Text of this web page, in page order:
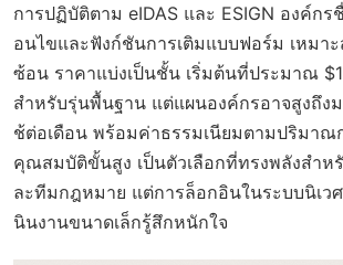
การปฏิบัติตาม eIDAS และ ESIGN องค์กร
อนไขและฟังก์ชันการเติมแบบฟอร์ม เหม
ซ้อน ราคาแบ่งเป็นชั้น เริ่มต้นที่ประมาณ
สำหรับรุ่นพื้นฐาน แต่แผนองค์กรอาจสูงถึง
ช้ต่อเดือน พร้อมค่าธรรมเนียมตามปริมาณ
คุณสมบัติขั้นสูง เป็นตัวเลือกที่ทรงพลังสำห
ละทีมกฎหมาย แต่การล็อกอินในระบบนิเว
นินงานขนาดเล็กรู้สึกหนักใจ